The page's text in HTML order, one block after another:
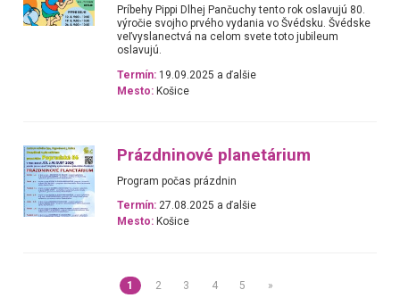
Príbehy Pippi Dlhej Pančuchy tento rok oslavujú 80.
výročie svojho prvého vydania vo Švédsku. Švédske
veľvyslanectvá na celom svete toto jubileum
oslavujú.
Termín: 19.09.2025 a ďalšie
Mesto: Košice
Prázdninové planetárium
Program počas prázdnin
Termín: 27.08.2025 a ďalšie
Mesto: Košice
1 2 3 4 5 »